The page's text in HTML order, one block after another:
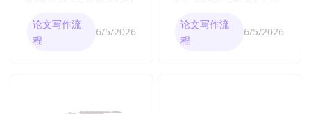
整方法
论文写作流
程
6/5/2026
论文写作流
程
6/5/2026